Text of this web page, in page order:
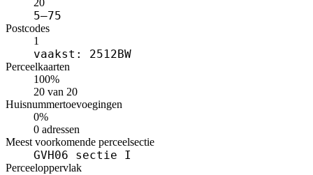
20
5–75
Postcodes
1
vaakst: 2512BW
Perceelkaarten
100%
20 van 20
Huisnummertoevoegingen
0%
0 adressen
Meest voorkomende perceelsectie
GVH06 sectie I
Perceeloppervlak